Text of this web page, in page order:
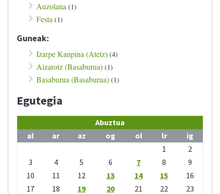
Auzolana (1)
Festa (1)
Guneak:
Izarpe Kanpina (Atetz) (4)
Aizarotz (Basaburua) (1)
Basaburua (Basaburua) (1)
Egutegia
Abuztua
al
ar az og ol lr
ig
1
2
3
4 5 6 7 8
9
10
11 12 13 14 15
16
17
18 19 20 21 22
23